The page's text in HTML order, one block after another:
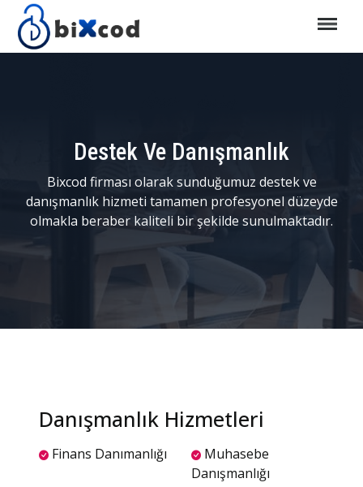
Destek Ve Danışmanlık
Bixcod firması olarak sunduğumuz destek ve
danışmanlık hizmeti tamamen profesyonel düzeyde
olmakla beraber kaliteli bir şekilde sunulmaktadır.
Danışmanlık Hizmetleri
Finans Danımanlığı
Muhasebe
Danışmanlığı